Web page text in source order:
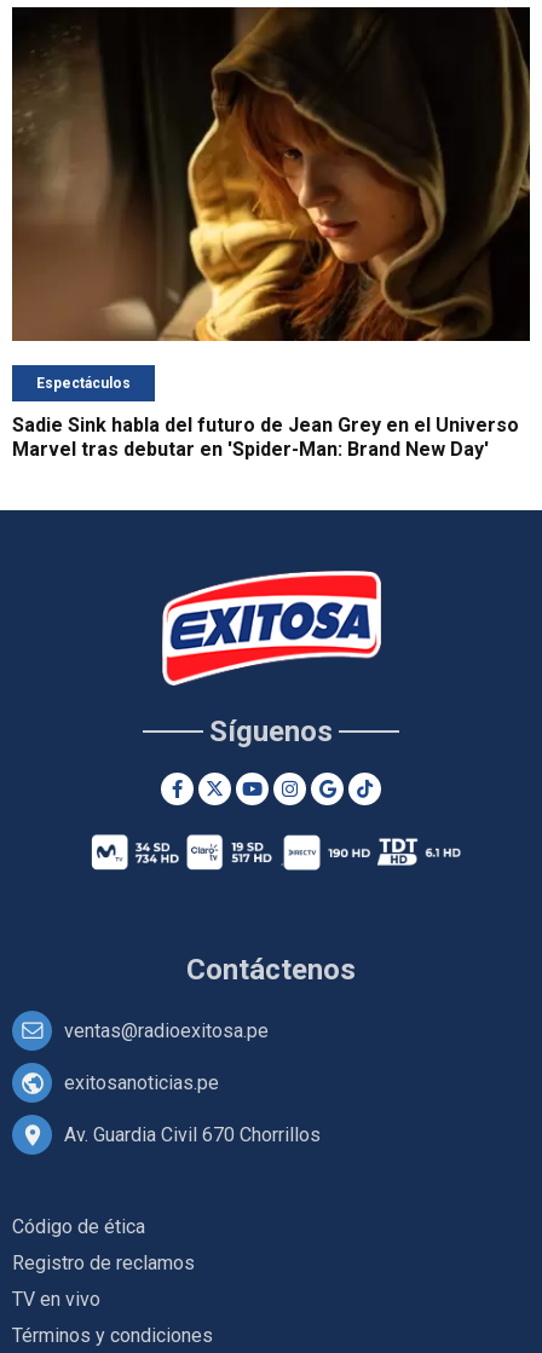
Espectáculos
Sadie Sink habla del futuro de Jean Grey en el Universo
Marvel tras debutar en 'Spider-Man: Brand New Day'
Contáctenos
ventas@radioexitosa.pe
exitosanoticias.pe
Av. Guardia Civil 670 Chorrillos
Síguenos
Código de ética
Registro de reclamos
TV en vivo
Términos y condiciones